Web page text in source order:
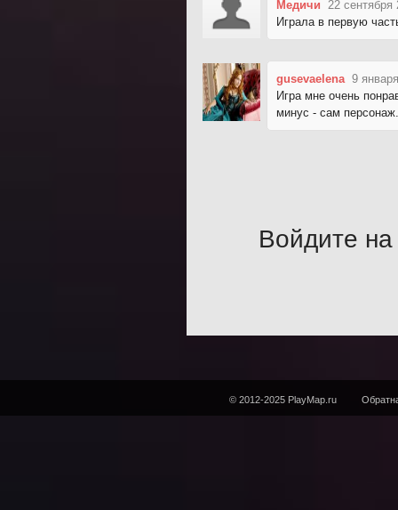
Медичи
22 сентября
Играла в первую
gusevaelena 9
Игра мне очень
минус - сам
Войдите на
© 2012-2025 PlayMap.ru